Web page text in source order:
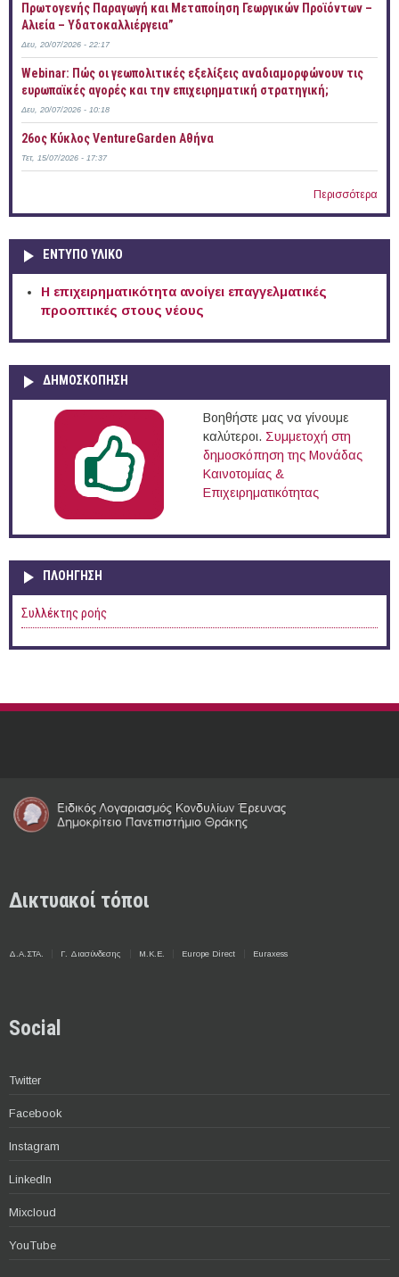
Πρωτογενής Παραγωγή και Μεταποίηση Γεωργικών Προϊόντων –
Αλιεία – Υδατοκαλλιέργεια”
Δευ, 20/07/2026 - 22:17
Webinar: Πώς οι γεωπολιτικές εξελίξεις αναδιαμορφώνουν τις
ευρωπαϊκές αγορές και την επιχειρηματική στρατηγική;
Δευ, 20/07/2026 - 10:18
26ος Κύκλος VentureGarden Αθήνα
Τετ, 15/07/2026 - 17:37
Περισσότερα
ΕΝΤΥΠΟ ΥΛΙΚΟ
Η επιχειρηματικότητα ανοίγει επαγγελματικές
προοπτικές στους νέους
ΔΗΜΟΣΚΟΠΗΣΗ
Βοηθήστε μας να γίνουμε
καλύτεροι. Συμμετοχή στη
δημοσκόπηση της Μονάδας
Καινοτομίας &
Επιχειρηματικότητας
ΠΛΟΉΓΗΣΗ
Συλλέκτης ροής
Δικτυακοί τόποι
Δ.Α.ΣΤΑ. Γ. Διασύνδεσης Μ.Κ.Ε. Europe Direct Euraxess
Social
Twitter
Facebook
Instagram
LinkedIn
Mixcloud
YouTube